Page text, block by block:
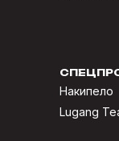
Накипело
Lugang